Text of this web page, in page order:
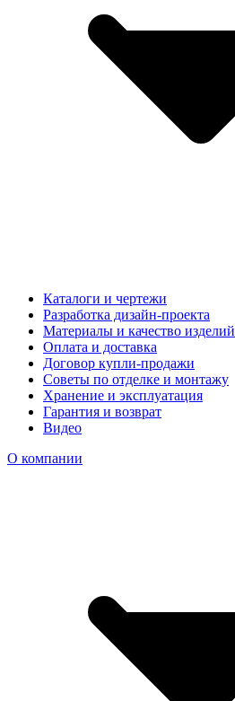
Каталоги и чертежи
Разработка дизайн-проекта
Материалы и качество изделий
Оплата и доставка
Договор купли-продажи
Советы по отделке и монтажу
Хранение и эксплуатация
Гарантия и возврат
Видео
О компании